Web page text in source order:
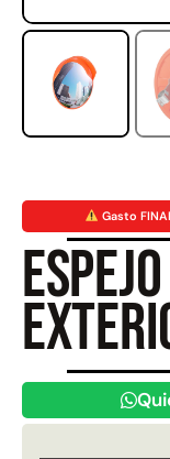
Gasto
Juego
Leer más